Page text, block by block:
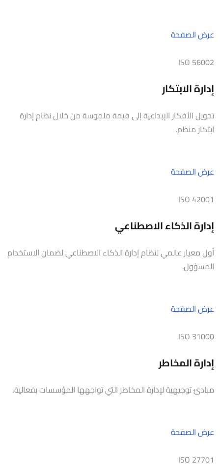
عرض الصفحة
ISO 56002
إدارة الابتكار
تحويل الأفكار الإبداعية إلى قيمة ملموسة من خلال نظام إدارة
ابتكار منظم.
عرض الصفحة
ISO 42001
إدارة الذكاء الاصطناعي
أول معيار عالمي لنظام إدارة الذكاء الاصطناعي لضمان الاستخدام
المسؤول.
عرض الصفحة
ISO 31000
إدارة المخاطر
مبادئ توجيهية لإدارة المخاطر التي تواجهها المؤسسات بفعالية.
عرض الصفحة
ISO 27701